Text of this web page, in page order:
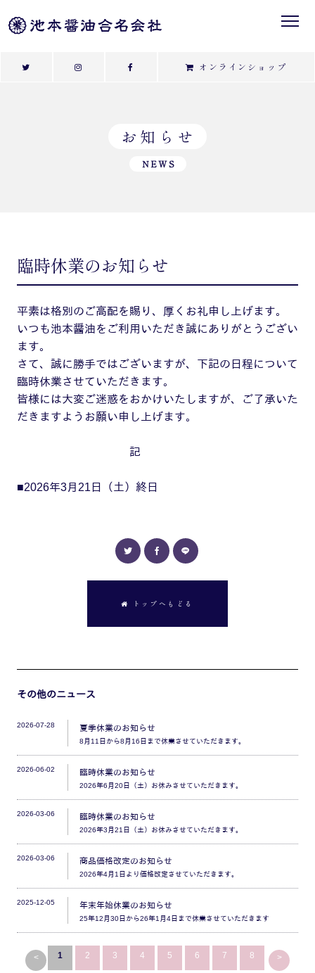
オンラインショップ
お知らせ
NEWS
臨時休業のお知らせ
平素は格別のご高配を賜り、厚くお礼申し上げます。
いつも池本醤油をご利用いただき誠にありがとうござい
ます。
さて、誠に勝手ではございますが、下記の日程について
臨時休業させていただきます。
皆様には大変ご迷惑をおかけいたしますが、ご了承いた
だきますようお願い申し上げます。
記
■2026年3月21日（土）終日
トップへもどる
その他のニュース
2026-07-28 夏季休業のお知らせ
8月11日から8月16日まで休業させていただきます。
2026-06-02 臨時休業のお知らせ
2026年6月20日（土）お休みさせていただきます。
2026-03-06 臨時休業のお知らせ
2026年3月21日（土）お休みさせていただきます。
2026-03-06 商品価格改定のお知らせ
2026年4月1日より価格改定させていただきます。
2025-12-05 年末年始休業のお知らせ
25年12月30日から26年1月4日まで休業させていただきます
< 1 2 3 4 5 6 7 8 >